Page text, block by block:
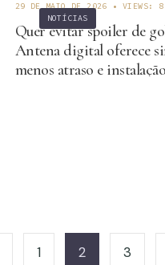
NOTÍCIAS
29 DE MAIO DE 2026 • VIEWS: 8
Quer evitar spoiler de
Antena digital oferece
menos atraso e
1 2 3